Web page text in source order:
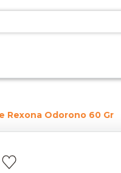
Rexona Odorono 60 Gr